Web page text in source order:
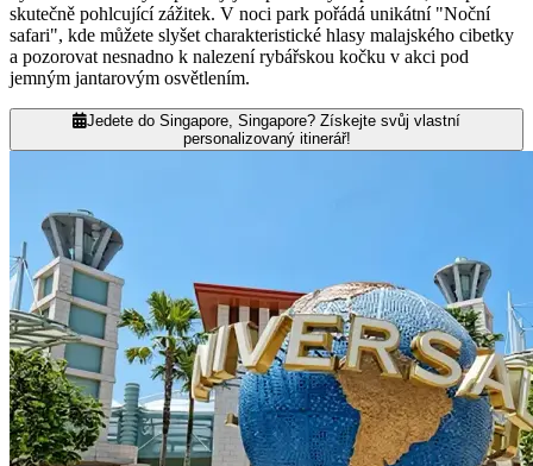
skutečně pohlcující zážitek. V noci park pořádá unikátní "Noční
safari", kde můžete slyšet charakteristické hlasy malajského cibetky
a pozorovat nesnadno k nalezení rybářskou kočku v akci pod
jemným jantarovým osvětlením.
Jedete do Singapore, Singapore? Získejte svůj vlastní
personalizovaný itinerář!